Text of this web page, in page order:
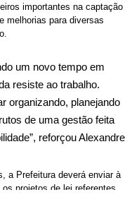
importantes na captação
melhorias para diversas
um novo tempo em
resiste ao trabalho.
organizando, planejando
de uma gestão feita
reforçou Alexandre
a Prefeitura deverá enviar à
projetos de lei referentes